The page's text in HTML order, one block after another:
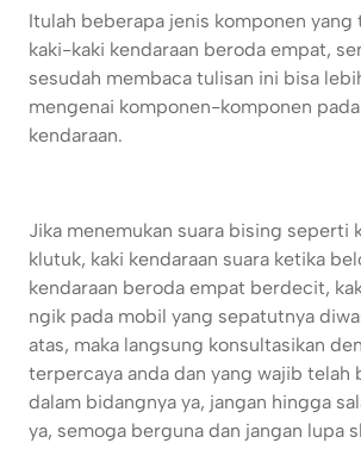
Itulah beberapa jenis komponen
kaki-kaki kendaraan beroda empat,
sesudah membaca tulisan ini bisa
mengenai komponen-komponen
kendaraan.
Jika menemukan suara bising seperti
klutuk, kaki kendaraan suara ketika
kendaraan beroda empat berdecit,
ngik pada mobil yang sepatutnya
atas, maka langsung konsultasikan
terpercaya anda dan yang wajib telah
dalam bidangnya ya, jangan hingga
ya, semoga berguna dan jangan lupa